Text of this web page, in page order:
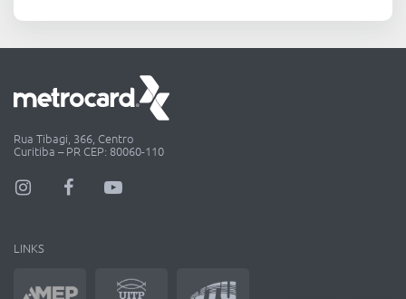
Rua Tibagi, 366, Centro
Curitiba – PR CEP: 80060-110
LINKS